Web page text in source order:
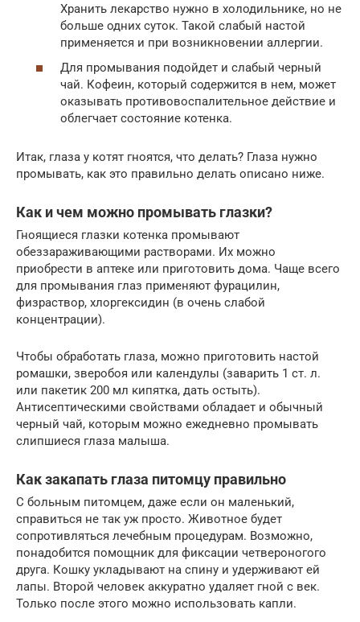
Хранить лекарство нужно в холодильнике, но не
больше одних суток. Такой слабый настой
применяется и при возникновении аллергии.
Для промывания подойдет и слабый черный
чай. Кофеин, который содержится в нем, может
оказывать противовоспалительное действие и
облегчает состояние котенка.
Итак, глаза у котят гноятся, что делать? Глаза нужно
промывать, как это правильно делать описано ниже.
Как и чем можно промывать глазки?
Гноящиеся глазки котенка промывают
обеззараживающими растворами. Их можно
приобрести в аптеке или приготовить дома. Чаще всего
для промывания глаз применяют фурацилин,
физраствор, хлоргексидин (в очень слабой
концентрации).
Чтобы обработать глаза, можно приготовить настой
ромашки, зверобоя или календулы (заварить 1 ст. л.
или пакетик 200 мл кипятка, дать остыть).
Антисептическими свойствами обладает и обычный
черный чай, которым можно ежедневно промывать
слипшиеся глаза малыша.
Как закапать глаза питомцу правильно
С больным питомцем, даже если он маленький,
справиться не так уж просто. Животное будет
сопротивляться лечебным процедурам. Возможно,
понадобится помощник для фиксации четвероногого
друга. Кошку укладывают на спину и удерживают ей
лапы. Второй человек аккуратно удаляет гной с век.
Только после этого можно использовать капли.